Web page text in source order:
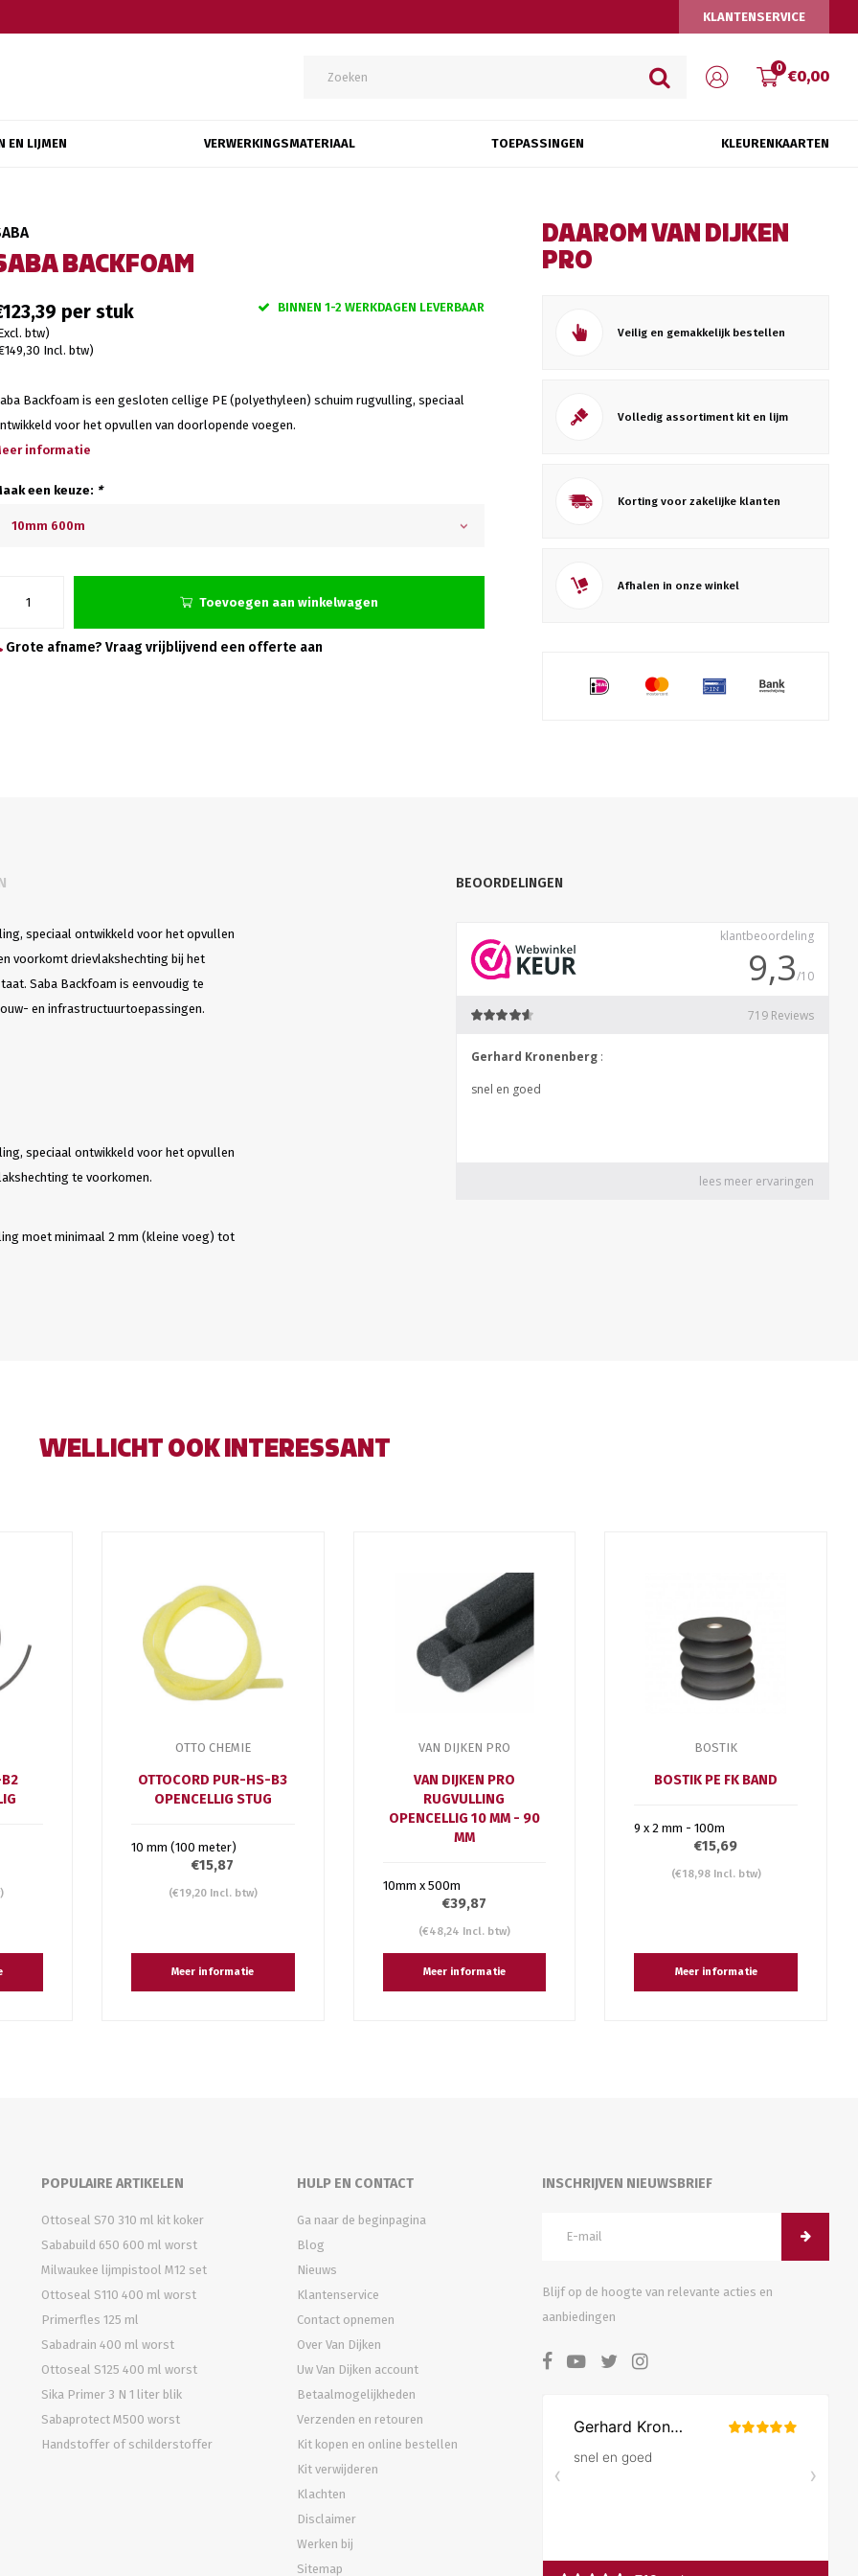
KLANTENSERVICE
0 €0,00
EN LIJMEN VERWERKINGSMATERIAAL TOEPASSINGEN KLEURENKAARTEN
BACKFOAM
btw)
Incl. btw)
BINNEN 1-2 WERKDAGEN LEVERBAAR
Backfoam is een gesloten cellige PE (polyethyleen) schuim rugvulling, speciaal
voor het opvullen van doorlopende voegen.
informatie
een keuze: *
10mm 600m
Toevoegen aan winkelwagen
Grote afname? Vraag vrijblijvend een offerte aan
DAAROM VAN DIJKEN
PRO
Veilig en gemakkelijk bestellen
Volledig assortiment kit en lijm
Korting voor zakelijke klanten
Afhalen in onze winkel
speciaal ontwikkeld voor het opvullen
voorkomt drievlakshechting bij het
Saba Backfoam is eenvoudig te
en infrastructuurtoepassingen.
speciaal ontwikkeld voor het opvullen
te voorkomen.
moet minimaal 2 mm (kleine voeg) tot
BEOORDELINGEN
WELLICHT OOK INTERESSANT
OTTO CHEMIE
OTTOCORD PUR-HS-B3
OPENCELLIG STUG
10 mm (100 meter)
€15,87
(€19,20 Incl. btw)
Meer informatie
VAN DIJKEN PRO
VAN DIJKEN PRO
RUGVULLING
OPENCELLIG 10 MM - 90
MM
10mm x 500m
€39,87
(€48,24 Incl. btw)
Meer informatie
BOSTIK
BOSTIK PE FK BAND
9 x 2 mm - 100m
€15,69
(€18,98 Incl. btw)
Meer informatie
POPULAIRE ARTIKELEN
Ottoseal S70 310 ml kit koker
Sababuild 650 600 ml worst
Milwaukee lijmpistool M12 set
Ottoseal S110 400 ml worst
Primerfles 125 ml
Sabadrain 400 ml worst
Ottoseal S125 400 ml worst
Sika Primer 3 N 1 liter blik
Sabaprotect M500 worst
Handstoffer of schilderstoffer
HULP EN CONTACT
Ga naar de beginpagina
Blog
Nieuws
Klantenservice
Contact opnemen
Over Van Dijken
Uw Van Dijken account
Betaalmogelijkheden
Verzenden en retouren
Kit kopen en online bestellen
Kit verwijderen
Klachten
Disclaimer
Werken bij
Sitemap
INSCHRIJVEN NIEUWSBRIEF
Blijf op de hoogte van relevante acties en
aanbiedingen